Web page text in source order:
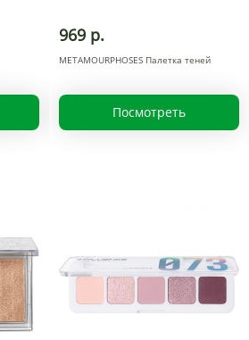
969 р.
METAMOURPHOSES Палетка теней
Посмотреть